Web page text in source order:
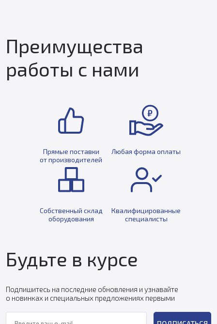
Преимущества
работы с нами
Прямые поставки
от производителей
Любая форма оплаты
Собственный склад
оборудования
Квалифицированные
специалисты
Будьте в курсе
Подпишитесь на последние обновления и узнавайте
о новинках и специальных предложениях первыми